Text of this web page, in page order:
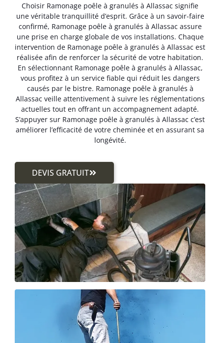
Choisir Ramonage poêle à granulés à Allassac signifie
une véritable tranquillité d’esprit. Grâce à un savoir-faire
confirmé, Ramonage poêle à granulés à Allassac assure
une prise en charge globale de vos installations. Chaque
intervention de Ramonage poêle à granulés à Allassac est
réalisée afin de renforcer la sécurité de votre habitation.
En sélectionnant Ramonage poêle à granulés à Allassac,
vous profitez à un service fiable qui réduit les dangers
causés par le bistre. Ramonage poêle à granulés à
Allassac veille attentivement à suivre les réglementations
actuelles tout en offrant un accompagnement adapté.
S’appuyer sur Ramonage poêle à granulés à Allassac c’est
améliorer l’efficacité de votre cheminée et en assurant sa
longévité.
DEVIS GRATUIT